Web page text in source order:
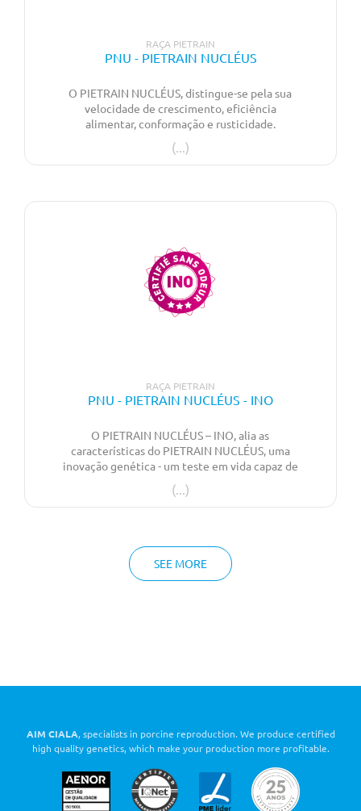
RAÇA PIETRAIN
PNU - PIETRAIN NUCLÉUS
O PIETRAIN NUCLÉUS, distingue-se pela sua
velocidade de crescimento, eficiência
alimentar, conformação e rusticidade.
Excelente qualidade do leitão ao nascimento
– peso e homogeneidade. Rendimento em
carcaça, % de peças nobres e qualidade de
indústria. Animais capazes de responder às
RAÇA PIETRAIN
PNU - PIETRAIN NUCLÉUS - INO
O PIETRAIN NUCLÉUS – INO, alia as
características do PIETRAIN NUCLÉUS, uma
inovação genética - um teste em vida capaz de
determinar a tendência para que a
descendência expresse odor sexual na carcaça.
Os animais classificados como INO garantem
evitando a necessidade de castrar,
melhorando o bem estar animal e permitindo
SEE MORE
AIM CIALA, specialists in porcine reproduction. We produce certified
high quality genetics, which make your production more profitable.